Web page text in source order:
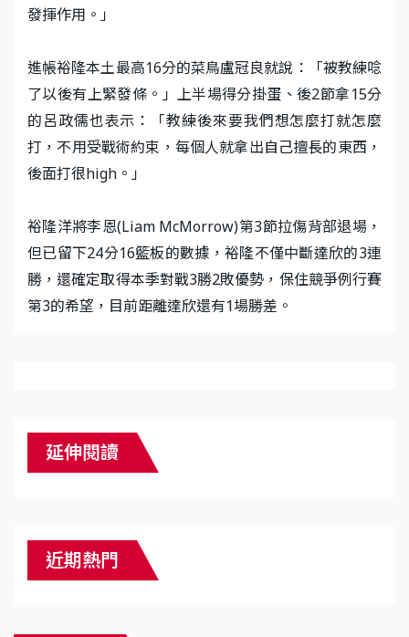
發揮作用。」
進帳裕隆本土最高16分的菜鳥盧冠良就說：「被教練唸
了以後有上緊發條。」上半場得分掛蛋、後2節拿15分
的呂政儒也表示：「教練後來要我們想怎麼打就怎麼
打，不用受戰術約束，每個人就拿出自己擅長的東西，
後面打很high。」
裕隆洋將李恩(Liam McMorrow)第3節拉傷背部退場，
但已留下24分16籃板的數據，裕隆不僅中斷達欣的3連
勝，還確定取得本季對戰3勝2敗優勢，保住競爭例行賽
第3的希望，目前距離達欣還有1場勝差。
延伸閱讀
近期熱門